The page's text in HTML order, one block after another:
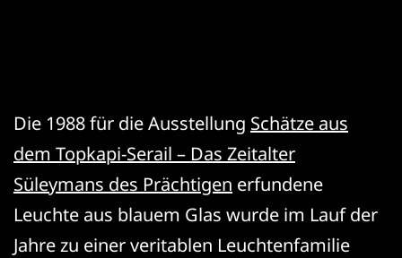
Die 1988 für die Ausstellung Schätze aus
dem Topkapi-Serail – Das Zeitalter
Süleymans des Prächtigen erfundene
Leuchte aus blauem Glas wurde im Lauf der
Jahre zu einer veritablen Leuchtenfamilie